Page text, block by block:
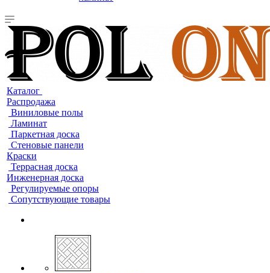
Каталог
Распродажа
Виниловые полы
Ламинат
Паркетная доска
Стеновые панели
Краски
Террасная доска
Инженерная доска
Регулируемые опоры
Сопутствующие товары